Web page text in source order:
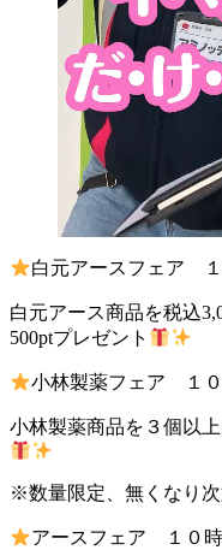
白元アースフェア
白元アース商品を税込
500ptプレゼント
小林製薬フェア １
小林製薬商品を３個以
※数量限定、無くなり次
アースフェア １０